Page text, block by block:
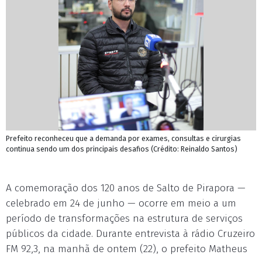
Prefeito reconheceu que a demanda por exames, consultas e cirurgias
continua sendo um dos principais desafios (Crédito: Reinaldo Santos)
A comemoração dos 120 anos de Salto de Pirapora —
celebrado em 24 de junho — ocorre em meio a um
período de transformações na estrutura de serviços
públicos da cidade. Durante entrevista à rádio Cruzeiro
FM 92,3, na manhã de ontem (22), o prefeito Matheus